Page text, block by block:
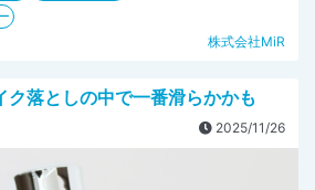
株式会社MiR
ク落としの中で一番滑らかかも
2025/11/26